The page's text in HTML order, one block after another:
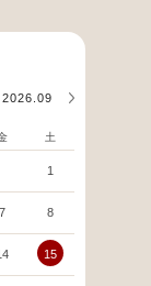
2026.09
土
1
7 8
15